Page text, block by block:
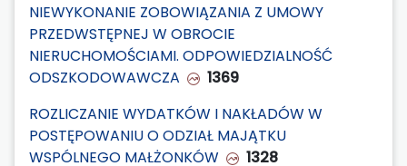
NIEWYKONANIE ZOBOWIĄZANIA Z UMOWY
PRZEDWSTĘPNEJ W OBROCIE
NIERUCHOMOŚCIAMI. ODPOWIEDZIALNOŚĆ
ODSZKODOWAWCZA
1369
ROZLICZANIE WYDATKÓW I NAKŁADÓW W
POSTĘPOWANIU O ODZIAŁ MAJĄTKU
WSPÓLNEGO MAŁŻONKÓW
1328